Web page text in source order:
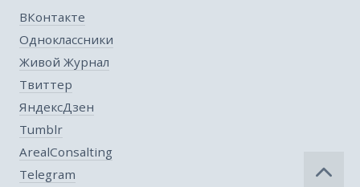
ВКонтакте
Одноклассники
Живой Журнал
Твиттер
ЯндексДзен
Tumblr
ArealConsalting
Telegram